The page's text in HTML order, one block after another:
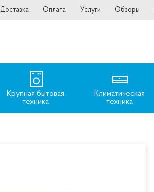
Доставка Оплата Услуги Обзоры
Крупная бытовая
техника
Климатическая
техника